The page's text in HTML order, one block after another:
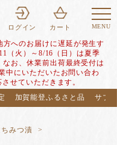
MENU
ログイン カート
へのお届けに遅延が発生す
（火）～8/16（日）は夏季
お、休業前出荷最終受付は
中にいただいたお問い合わ
せていただきます。
加賀能登ふるさと品 サブ
みつ漬